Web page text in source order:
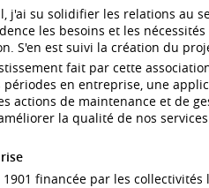
j'ai su solidifier les relations au
les besoins et les
S'en est suivi la création du
fait par cette
en entreprise, une
actions de maintenance et de
la qualité de nos services.
financée par les collectivités